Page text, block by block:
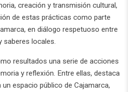
creación y transmisión cultural,
de estas prácticas como parte
en diálogo respetuoso entre
saberes locales.
resultados una serie de acciones
y reflexión. Entre ellas, destaca
espacio público de Cajamarca,